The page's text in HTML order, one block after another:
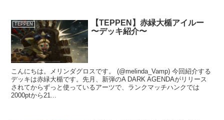
TEPPEN
【TEPPEN】赤緑大楯アイルー
〜デッキ紹介〜
こんにちは。メリンダグロスです。 (@melinda_Vamp) 今回紹介する
デッキは赤緑大楯です。先月、新弾のA DARK AGENDAがリリース
されてからずっと使っているアーツで、ランクマッチハンクでは
2000ptから21...